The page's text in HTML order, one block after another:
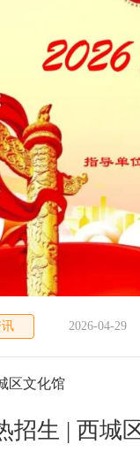
2026-04-29
区文化馆